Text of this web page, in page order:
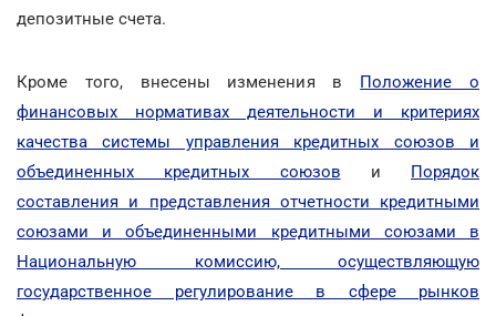
депозитные счета.
Кроме того, внесены изменения в Положение о
финансовых нормативах деятельности и критериях
качества системы управления кредитных союзов и
объединенных кредитных союзов и Порядок
составления и представления отчетности кредитными
союзами и объединенными кредитными союзами в
Национальную комиссию, осуществляющую
государственное регулирование в сфере рынков